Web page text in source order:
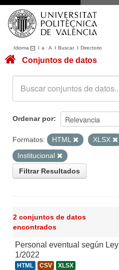
Idioma I a ·A I BuscarI Directorio
Conjuntos de datos
Acerca de
Portal de Transparencia
Conjuntos de datos
Ordenar por
Formatos: HTML XLSX
Institucional
Filtrar Resultados
2 conjuntos de datos
encontrados
Personal eventual según Ley
1/2022
HTML CSV XLSX